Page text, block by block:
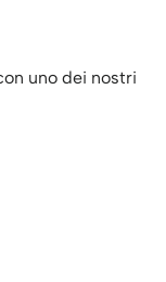
uno dei nostri